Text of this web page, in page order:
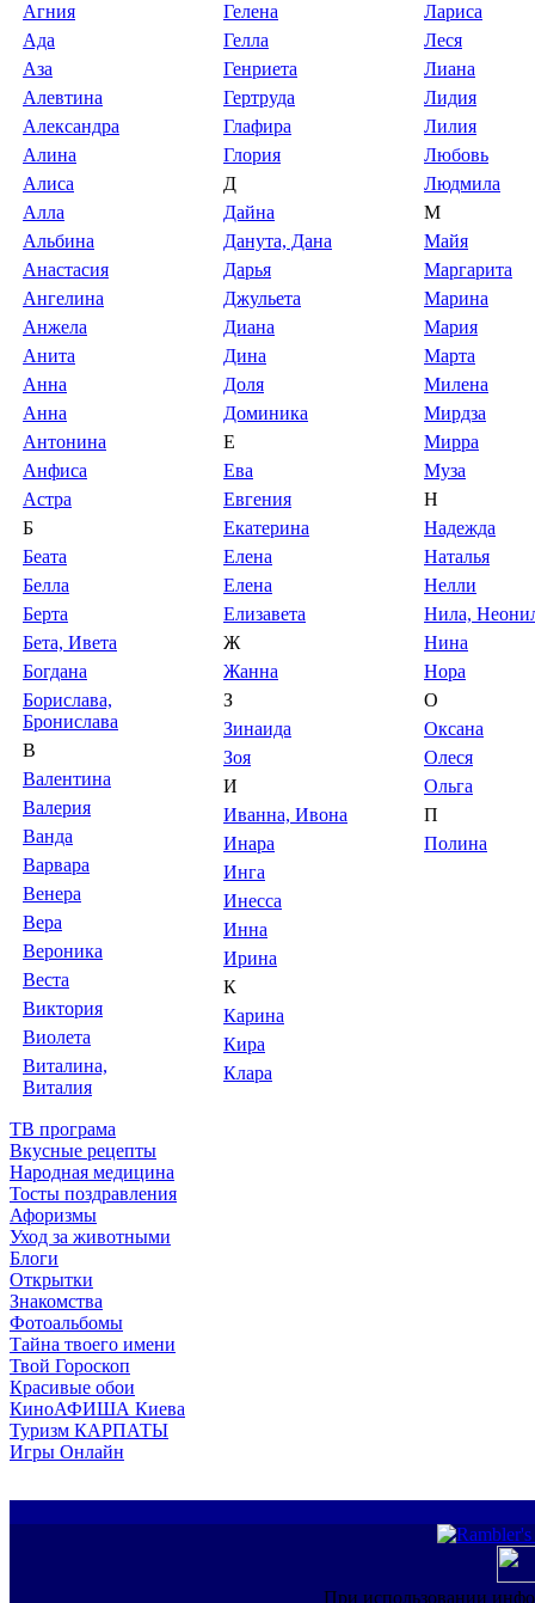
Агния
Ада
Аза
Алевтина
Александра
Алина
Алиса
Алла
Альбина
Анастасия
Ангелина
Анжела
Анита
Анна
Анна
Антонина
Анфиса
Астра
Б
Беата
Белла
Берта
Бета, Ивета
Богдана
Борислава,
Бронислава
В
Валентина
Валерия
Ванда
Варвара
Венера
Вера
Вероника
Веста
Виктория
Виолета
Виталина,
Виталия
Гелена
Гелла
Генриета
Гертруда
Глафира
Глория
Д
Дайна
Данута, Дана
Дарья
Джульета
Диана
Дина
Доля
Доминика
Е
Ева
Евгения
Екатерина
Елена
Елена
Елизавета
Ж
Жанна
З
Зинаида
Зоя
И
Иванна, Ивона
Инара
Инга
Инесса
Инна
Ирина
К
Карина
Кира
Клара
Лариса
Леся
Лиана
Лидия
Лилия
Любовь
Людмила
М
Майя
Маргарита
Марина
Мария
Марта
Милена
Мирдза
Мирра
Муза
Н
Надежда
Наталья
Нелли
Нила,
Нина
Нора
О
Оксана
Олеся
Ольга
П
Полина
ТВ програма
Вкусные рецепты
Народная медицина
Тосты поздравления
Афоризмы
Уход за животными
Блоги
Открытки
Знакомства
Фотоальбомы
Тайна твоего имени
Твой Гороскоп
Красивые обои
КиноАФИША Киева
Туризм КАРПАТЫ
Игры Онлайн
При использовании